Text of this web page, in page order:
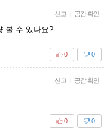
신고 | 공감 확인
볼 수 있나요?
0
0
신고 | 공감 확인
0
0